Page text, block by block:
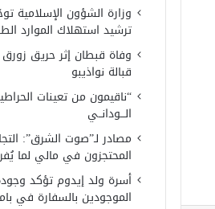
وزارة الشؤون الإسلامية
ترشيد استهلاك الموارد
وفاة قبطان إثر حريق زورق
قبالة نواذيبو
“ناقيمون من تعينات
الـــودانــي
مصادر لـ”صوت الشرق”:
المحتجزون في مالي لما
أسرة ولد إيدوم تؤكد
الموجودين بالسفارة في